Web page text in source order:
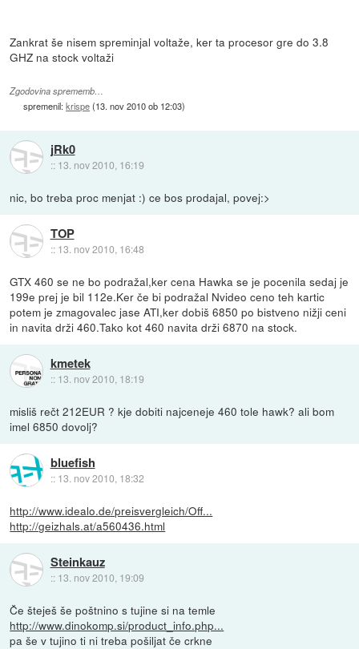
Zankrat še nisem spreminjal voltaže, ker ta procesor gre do 3.8
GHZ na stock voltaži
Zgodovina sprememb…
spremenil:krispe(13. nov 2010 ob 12:03)
jRk0
:: 13. nov 2010, 16:19
nic, bo treba proc menjat :) ce bos prodajal, povej:>
TOP
:: 13. nov 2010, 16:48
GTX 460 se ne bo podražal,ker cena Hawka se je pocenila sedaj je
199e prej je bil 112e.Ker če bi podražal Nvideo ceno teh kartic
potem je zmagovalec jase ATI,ker dobiš 6850 po bistveno nižji ceni
in navita drži 460.Tako kot 460 navita drži 6870 na stock.
kmetek
:: 13. nov 2010, 18:19
misliš rečt 212EUR ? kje dobiti najceneje 460 tole hawk? ali bom
imel 6850 dovolj?
bluefish
:: 13. nov 2010, 18:32
http://www.idealo.de/preisvergleich/Off...
http://geizhals.at/a560436.html
Steinkauz
:: 13. nov 2010, 19:09
Če šteješ še poštnino s tujine si na temle
http://www.dinokomp.si/product_info.php...
pa še v tujino ti ni treba pošiljat če crkne